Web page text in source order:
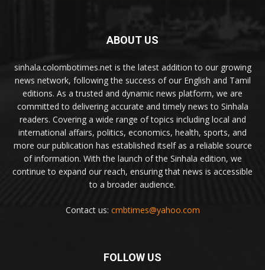
ABOUT US
sinhala.colombotimes.net is the latest addition to our growing
news network, following the success of our English and Tamil
editions. As a trusted and dynamic news platform, we are
committed to delivering accurate and timely news to Sinhala
readers. Covering a wide range of topics including local and
international affairs, politics, economics, health, sports, and
more our publication has established itself as a reliable source
of information. With the launch of the Sinhala edition, we
continue to expand our reach, ensuring that news is accessible
to a broader audience.
Contact us: cmbtimes@yahoo.com
FOLLOW US